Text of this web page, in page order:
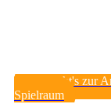
Hier geht's zur
Spielraum